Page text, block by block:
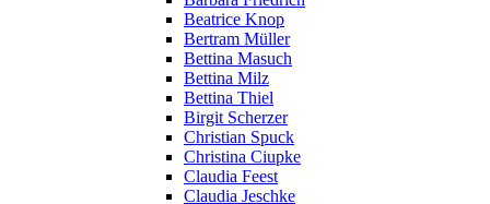
Beatrice Knop
Bertram Müller
Bettina Masuch
Bettina Milz
Bettina Thiel
Birgit Scherzer
Christian Spuck
Christina Ciupke
Claudia Feest
Claudia Jeschke